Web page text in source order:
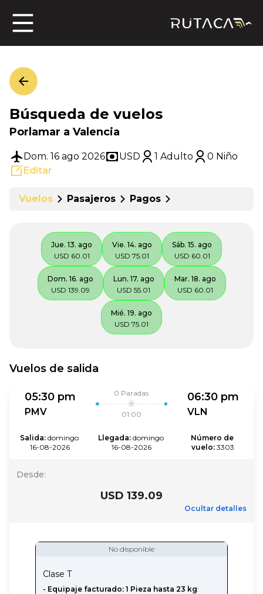
Búsqueda de vuelos
Porlamar a Valencia
Dom. 16 ago 2026 USD 1 Adulto
0 Niño
Editar
Vuelos Pasajeros Pagos
Jue. 13. ago
USD 60.01
Vie. 14. ago
USD 75.01
Sáb. 15. ago
USD 60.01
Dom. 16. ago
USD 139.09
Lun. 17. ago
USD 55.01
Mar. 18. ago
USD 60.01
Mié. 19. ago
USD 75.01
Vuelos de salida
05:30 pm
PMV
0 Paradas
01:00
06:30 pm
VLN
Salida: domingo
16-08-2026
Llegada: domingo
16-08-2026
Número de
vuelo: 3303
Desde:
USD 139.09
Ocultar detalles
No disponible
Clase T
- Equipaje facturado: 1 Pieza hasta 23 kg: